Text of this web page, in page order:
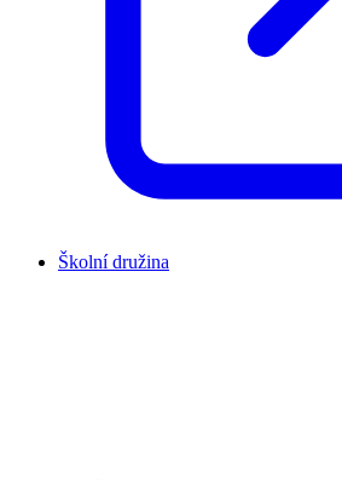
Školní družina